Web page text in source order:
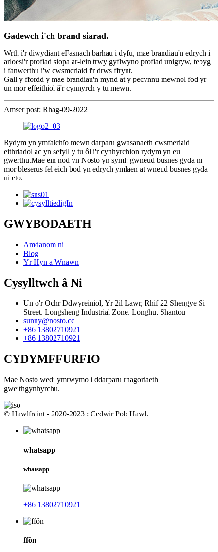
Gadewch i'ch brand siarad.
Wrth i'r diwydiant eFasnach barhau i dyfu, mae brandiau'n edrych i
arloesi'r profiad siopa ar-lein trwy gyflwyno profiad unigryw, tebyg
i fanwerthu i'w cwsmeriaid i'r drws ffrynt.
Gall y ffordd y mae brandiau'n mynd at y pecynnu mewnol fod yr
un mor effeithiol â'r cynnyrch y tu mewn.
Amser post: Rhag-09-2022
Rydym yn ymfalchïo mewn darparu gwasanaeth cwsmeriaid
eithriadol ac yn sefyll y tu ôl i'r cynhyrchion rydym yn eu
gwerthu.Mae ein nod yn Nosto yn syml: gwneud busnes gyda ni
mor bleserus fel eich bod yn edrych ymlaen at wneud busnes gyda
ni eto.
GWYBODAETH
Amdanom ni
Blog
Yr Hyn a Wnawn
Cysylltwch â Ni
Un o'r Ochr Ddwyreiniol, Yr 2il Lawr, Rhif 22 Shengye Si
Street, Longsheng Industrial Zone, Longhu, Shantou
sunny@nosto.cc
+86 13802710921
+86 13802710921
CYDYMFFURFIO
Mae Nosto wedi ymrwymo i ddarparu rhagoriaeth
gweithgynhyrchu.
© Hawlfraint - 2020-2023 : Cedwir Pob Hawl.
whatsapp
whatsapp
+86 13802710921
ffôn